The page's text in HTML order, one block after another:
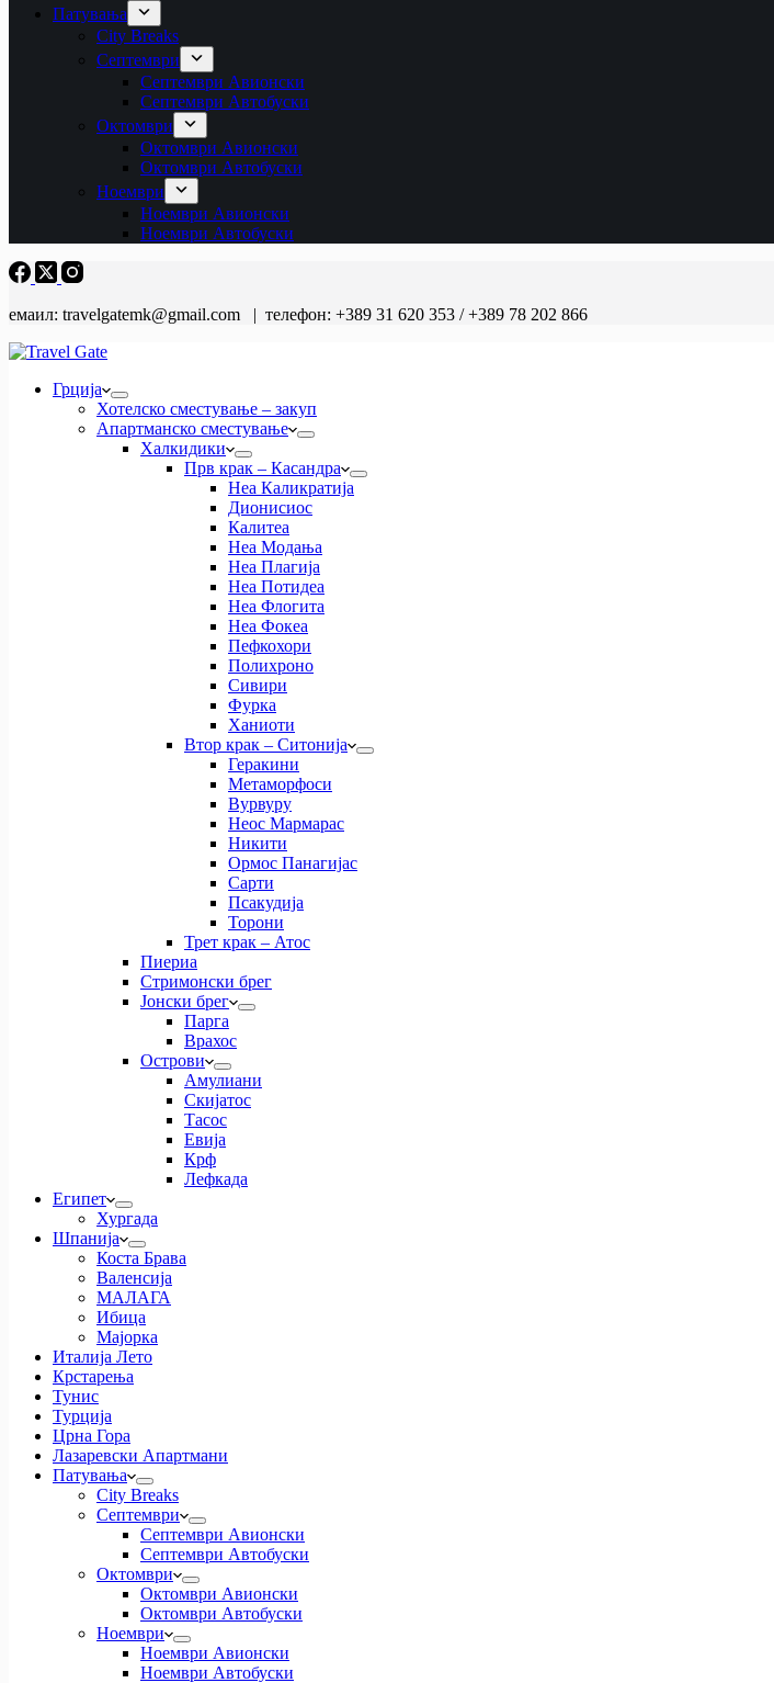
Патувања
City Breaks
Септември
Септември Авионски
Септември Автобуски
Октомври
Октомври Авионски
Октомври Автобуски
Ноември
Ноември Авионски
Ноември Автобуски
емаил: travelgatemk@gmail.com | телефон: +389 31 620 353 / +389 78 202 866
Грција
Хотелско сместување – закуп
Апартманско сместување
Халкидики
Прв крак – Касандра
Неа Каликратија
Дионисиос
Калитеа
Неа Модања
Неа Плагија
Неа Потидеа
Неа Флогита
Неа Фокеа
Пефкохори
Полихроно
Сивири
Фурка
Ханиоти
Втор крак – Ситонија
Геракини
Метаморфоси
Вурвуру
Неос Мармарас
Никити
Ормос Панагијас
Сарти
Псакудија
Торони
Трет крак – Атос
Пиериа
Стримонски брег
Јонски брег
Парга
Врахос
Острови
Амулиани
Скијатос
Тасос
Евија
Крф
Лефкада
Египет
Хургада
Шпанија
Коста Брава
Валенсија
МАЛАГА
Ибица
Мајорка
Италија Лето
Крстарења
Тунис
Турција
Црна Гора
Лазаревски Апартмани
Патувања
City Breaks
Септември
Септември Авионски
Септември Автобуски
Октомври
Октомври Авионски
Октомври Автобуски
Ноември
Ноември Авионски
Ноември Автобуски